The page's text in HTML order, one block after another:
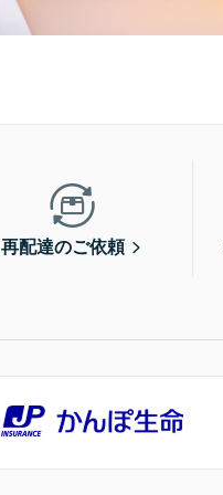
再配達のご依頼